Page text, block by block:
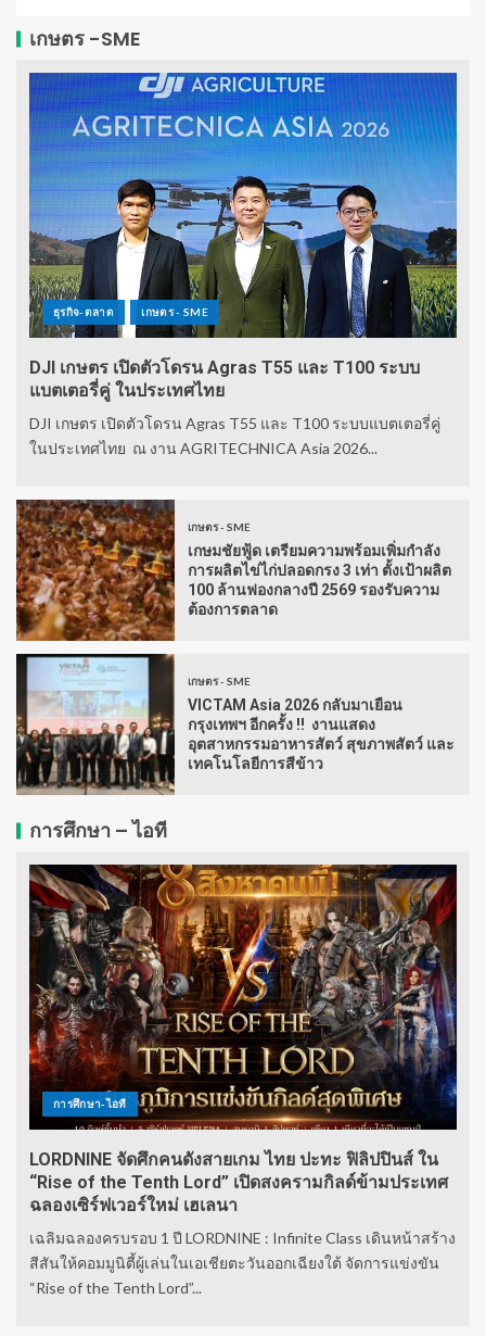
เกษตร -SME
ธุรกิจ-ตลาด เกษตร - SME
DJI เกษตร เปิดตัวโดรน Agras T55 และ T100 ระบบ
แบตเตอรี่คู่ ในประเทศไทย
DJI เกษตร เปิดตัวโดรน Agras T55 และ T100 ระบบแบตเตอรี่คู่
ในประเทศไทย ณ งาน AGRITECHNICA Asia 2026...
เกษตร - SME
เกษมชัยฟู้ด เตรียมความพร้อมเพิ่มกำลัง
การผลิตไข่ไก่ปลอดกรง 3 เท่า ตั้งเป้าผลิต
100 ล้านฟองกลางปี 2569 รองรับความ
ต้องการตลาด
เกษตร - SME
VICTAM Asia 2026 กลับมาเยือน
กรุงเทพฯ อีกครั้ง !! งานแสดง
อุตสาหกรรมอาหารสัตว์ สุขภาพสัตว์ และ
เทคโนโลยีการสีข้าว
การศึกษา – ไอที
การศึกษา-ไอที
LORDNINE จัดศึกคนดังสายเกม ไทย ปะทะ ฟิลิปปินส์ ใน
“Rise of the Tenth Lord” เปิดสงครามกิลด์ข้ามประเทศ
ฉลองเซิร์ฟเวอร์ใหม่ เฮเลนา
เฉลิมฉลองครบรอบ 1 ปี LORDNINE : Infinite Class เดินหน้าสร้าง
สีสันให้คอมมูนิตี้ผู้เล่นในเอเชียตะวันออกเฉียงใต้ จัดการแข่งขัน
“Rise of the Tenth Lord”...